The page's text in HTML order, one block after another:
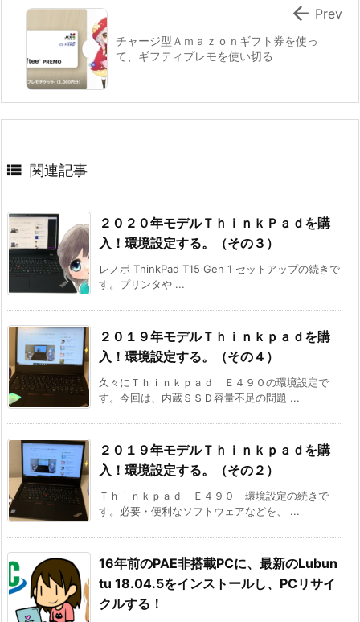
チャージ型Ａｍａｚｏｎギフト券を使っ
て、ギフティプレモを使い切る
 Prev
 関連記事
２０２０年モデルＴｈｉｎｋＰａｄを購
入！環境設定する。（その３）
レノボ ThinkPad T15 Gen 1 セットアップの続きで
す。プリンタや ...
２０１９年モデルＴｈｉｎｋｐａｄを購
入！環境設定する。（その４）
久々にＴｈｉｎｋｐａｄ Ｅ４９０の環境設定で
す。今回は、内蔵ＳＳＤ容量不足の問題 ...
２０１９年モデルＴｈｉｎｋｐａｄを購
入！環境設定する。（その２）
Ｔｈｉｎｋｐａｄ Ｅ４９０ 環境設定の続きで
す。必要・便利なソフトウェアなどを、 ...
16年前のPAE非搭載PCに、最新のLubun
tu 18.04.5をインストールし、PCリサイ
クルする！